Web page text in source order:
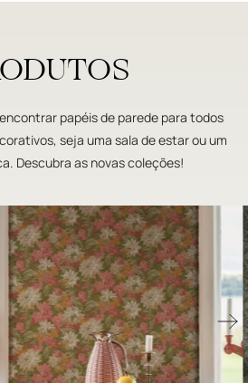
papéis de parede para todos
seja uma sala de estar ou um
Descubra as novas coleções!